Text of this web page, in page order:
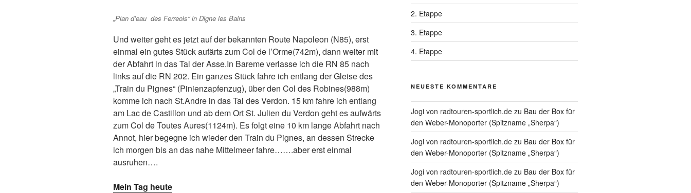
„Plan d’eau des Ferreols“ in Digne les Bains
Und weiter geht es jetzt auf der bekannten Route Napoleon (N85), erst
einmal ein gutes Stück aufärts zum Col de l’Orme(742m), dann weiter mit
der Abfahrt in das Tal der Asse.In Bareme verlasse ich die RN 85 nach
links auf die RN 202. Ein ganzes Stück fahre ich entlang der Gleise des
„Train du Pignes“ (Pinienzapfenzug), über den Col des Robines(988m)
komme ich nach St.Andre in das Tal des Verdon. 15 km fahre ich entlang
am Lac de Castillon und ab dem Ort St. Julien du Verdon geht es aufwärts
zum Col de Toutes Aures(1124m). Es folgt eine 10 km lange Abfahrt nach
Annot, hier begegne ich wieder den Train du Pignes, an dessen Strecke
ich morgen bis an das nahe Mittelmeer fahre…….aber erst einmal
ausruhen….
Mein Tag heute
2. Etappe
3. Etappe
4. Etappe
NEUESTE KOMMENTARE
Jogi von radtouren-sportlich.dezu Bau der Box für
den Weber-Monoporter (Spitzname „Sherpa“)
Jogi von radtouren-sportlich.dezu Bau der Box für
den Weber-Monoporter (Spitzname „Sherpa“)
Jogi von radtouren-sportlich.dezu Bau der Box für
den Weber-Monoporter (Spitzname „Sherpa“)